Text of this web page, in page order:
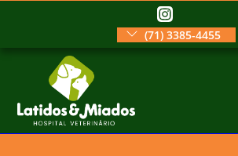
(71) 3385-4455